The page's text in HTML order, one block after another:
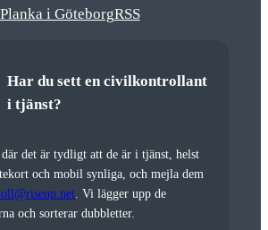
Planka i GöteborgRSS
Har du sett en civilkontrollant
i tjänst?
det är tydligt att de är i tjänst, helst
och mobil synliga, och mejla dem
. Vi lägger upp de
och sorterar dubbletter.